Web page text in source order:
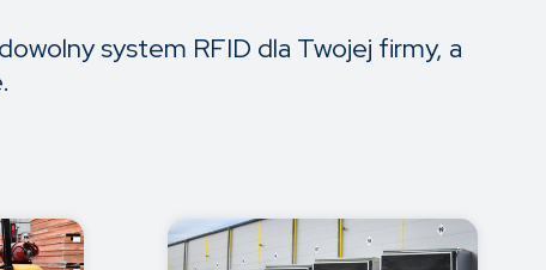
system RFID dla Twojej firmy, a